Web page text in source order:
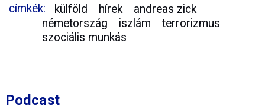
címkék: külföld hírek
andreas zick
németország
iszlám
terrorizmus
szociális munkás
Podcast